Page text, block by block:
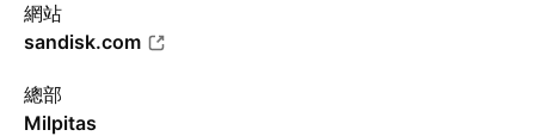
網站
sandisk.com
總部
Milpitas